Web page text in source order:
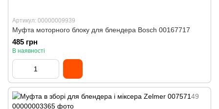
Артикул: 00000009939
Муфта моторного блоку для блендера Bosch 00167717
485 грн
В наявності